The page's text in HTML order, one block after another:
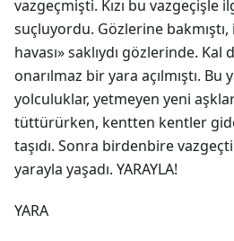
vazgeçmişti. Kızı bu vazgeçişle
suçluyordu. Gözlerine
havası» saklıydı gözlerinde.
onarılmaz bir yara açılmıştı. Bu
yolculuklar, yetmeyen yeni aşklar
tüttürürken, kentten kentler
taşıdı. Sonra birdenbire
yarayla yaşadı. YARAYLA!
YARA